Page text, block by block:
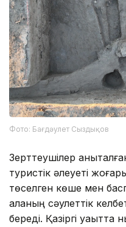
Фото: Бағдәулет Сыздықов
Зерттеушілер
туристік әлеуеті
төселген көше мен
қаланың сәулеттік
береді. Қазіргі